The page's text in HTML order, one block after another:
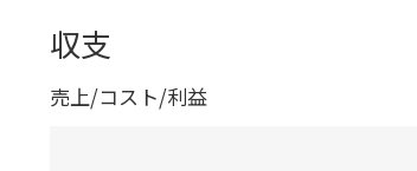
収支
売上/コスト/利益